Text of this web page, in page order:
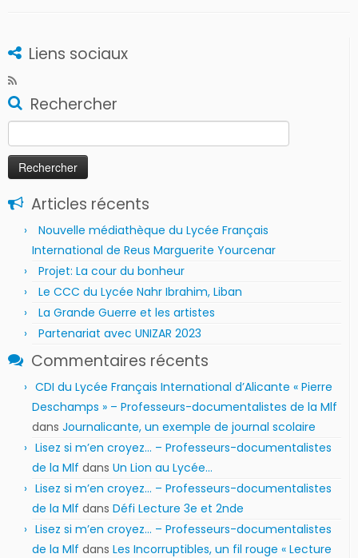
Liens sociaux
Rechercher
Articles récents
Nouvelle médiathèque du Lycée Français
International de Reus Marguerite Yourcenar
Projet: La cour du bonheur
Le CCC du Lycée Nahr Ibrahim, Liban
La Grande Guerre et les artistes
Partenariat avec UNIZAR 2023
Commentaires récents
CDI du Lycée Français International d’Alicante « Pierre
Deschamps » – Professeurs-documentalistes de la Mlf
dans Journalicante, un exemple de journal scolaire
Lisez si m’en croyez… – Professeurs-documentalistes
de la Mlf dans Un Lion au Lycée…
Lisez si m’en croyez… – Professeurs-documentalistes
de la Mlf dans Défi Lecture 3e et 2nde
Lisez si m’en croyez… – Professeurs-documentalistes
de la Mlf dans Les Incorruptibles, un fil rouge « Lecture